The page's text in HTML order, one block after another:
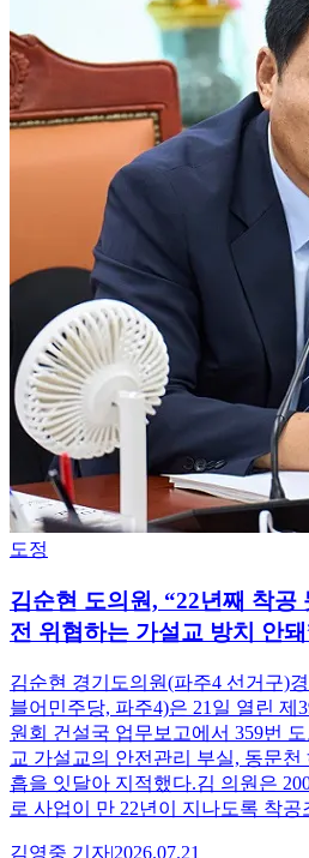
도정
김순현 도의원, “22년째 착공
전 위협하는 가설교 방치 안
김순현 경기도의원(파주4 선거구)
블어민주당, 파주4)은 21일 열린 제
원회 건설국 업무보고에서 359번
교 가설교의 안전관리 부실, 동문천
흡을 잇달아 지적했다.김 의원은
로 사업이 만 22년이 지나도록 착공
김영중 기자|2026.07.21